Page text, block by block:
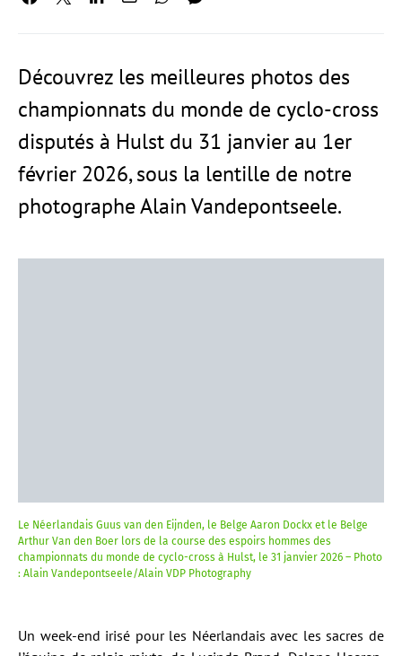
Découvrez les meilleures photos des
championnats du monde de cyclo-cross
disputés à Hulst du 31 janvier au 1er
février 2026, sous la lentille de notre
photographe Alain Vandepontseele.
Le Néerlandais Guus van den Eijnden, le Belge Aaron Dockx et le Belge
Arthur Van den Boer lors de la course des espoirs hommes des
championnats du monde de cyclo-cross à Hulst, le 31 janvier 2026 – Photo
: Alain Vandepontseele/Alain VDP Photography
Un week-end irisé pour les Néerlandais avec les sacres de